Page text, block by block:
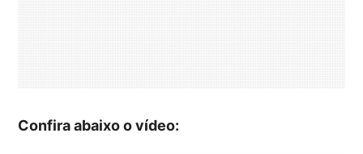
Confira abaixo o vídeo: